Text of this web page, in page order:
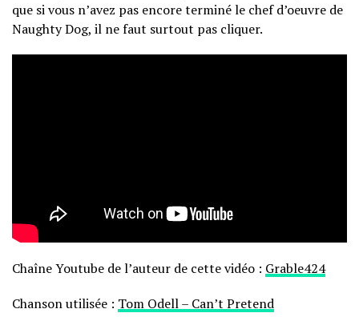
que si vous n’avez pas encore terminé le chef d’oeuvre de
Naughty Dog, il ne faut surtout pas cliquer.
Chaîne Youtube de l’auteur de cette vidéo : Grable424
Chanson utilisée : Tom Odell – Can’t Pretend